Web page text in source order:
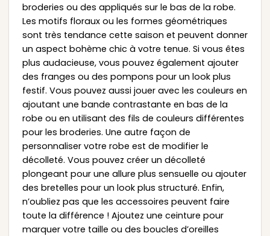
broderies ou des appliqués sur le bas de la robe.
Les motifs floraux ou les formes géométriques
sont très tendance cette saison et peuvent donner
un aspect bohème chic à votre tenue. Si vous êtes
plus audacieuse, vous pouvez également ajouter
des franges ou des pompons pour un look plus
festif. Vous pouvez aussi jouer avec les couleurs en
ajoutant une bande contrastante en bas de la
robe ou en utilisant des fils de couleurs différentes
pour les broderies. Une autre façon de
personnaliser votre robe est de modifier le
décolleté. Vous pouvez créer un décolleté
plongeant pour une allure plus sensuelle ou ajouter
des bretelles pour un look plus structuré. Enfin,
n’oubliez pas que les accessoires peuvent faire
toute la différence ! Ajoutez une ceinture pour
marquer votre taille ou des boucles d’oreilles